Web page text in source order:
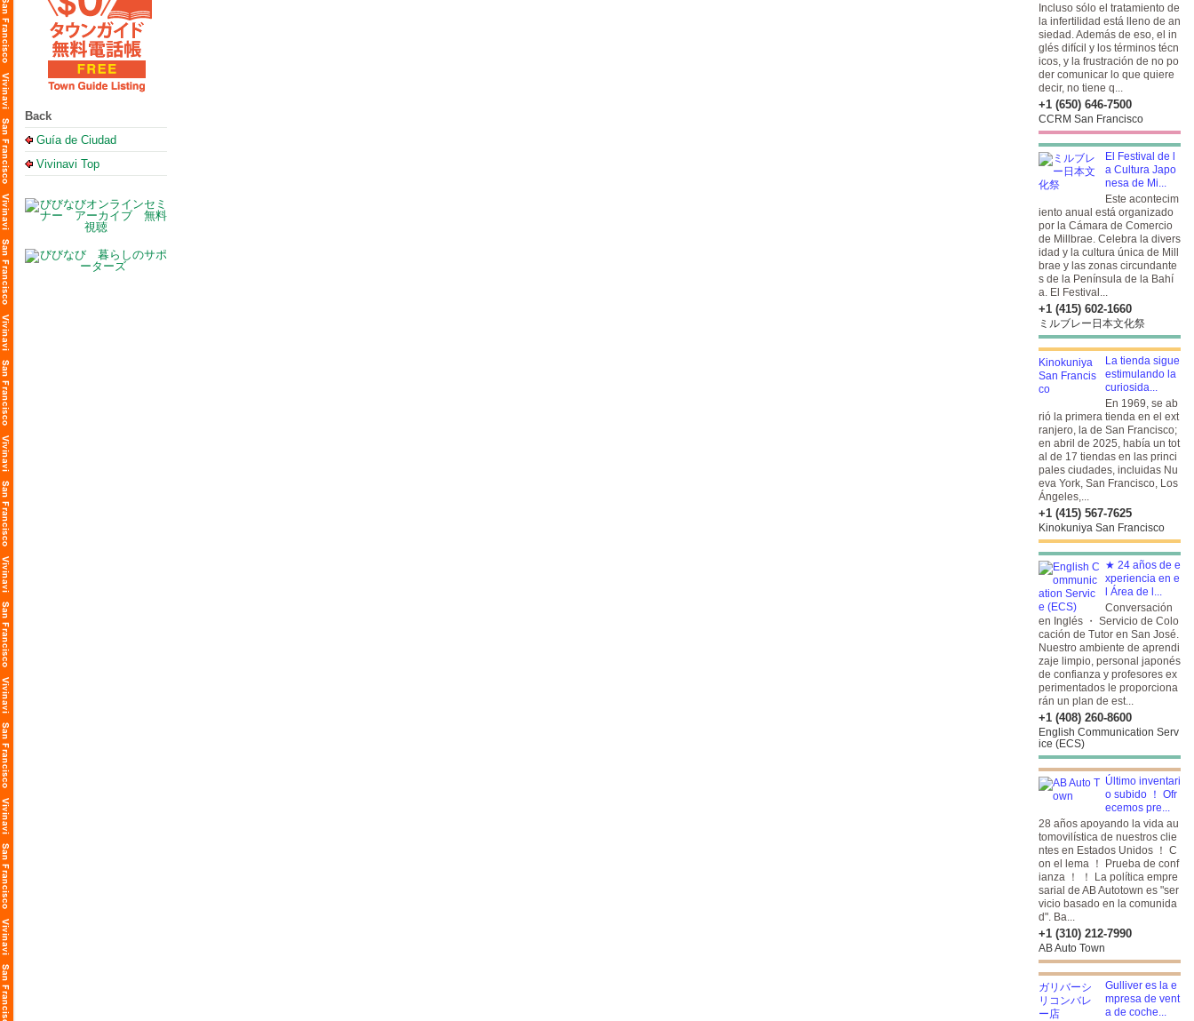
Back
Guía de Ciudad
Vivinavi Top
Incluso sólo el tratamiento de
la infertilidad está lleno de an
siedad. Además de eso, el in
glés difícil y los términos técn
icos, y la frustración de no po
der comunicar lo que quiere
decir, no tiene q...
+1 (650) 646-7500
CCRM San Francisco
El Festival de l
a Cultura Japo
nesa de Mi...
Este acontecim
iento anual está organizado
por la Cámara de Comercio
de Millbrae. Celebra la divers
idad y la cultura única de Mill
brae y las zonas circundante
s de la Península de la Bahí
a. El Festival...
+1 (415) 602-1660
ミルブレー日本文化祭
La tienda sigue
estimulando la
curiosida...
En 1969, se ab
rió la primera tienda en el ext
ranjero, la de San Francisco;
en abril de 2025, había un tot
al de 17 tiendas en las princi
pales ciudades, incluidas Nu
eva York, San Francisco, Los
Ángeles,...
+1 (415) 567-7625
Kinokuniya San Francisco
★ 24 años de e
xperiencia en e
l Área de l...
Conversación
en Inglés ・ Servicio de Colo
cación de Tutor en San José.
Nuestro ambiente de aprendi
zaje limpio, personal japonés
de confianza y profesores ex
perimentados le proporciona
rán un plan de est...
+1 (408) 260-8600
English Communication Serv
ice (ECS)
Último inventari
o subido ！ Ofr
ecemos pre...
28 años apoyando la vida au
tomovilística de nuestros clie
ntes en Estados Unidos ！ C
on el lema ！ Prueba de conf
ianza ！ ！ La política empre
sarial de AB Autotown es "ser
vicio basado en la comunida
d". Ba...
+1 (310) 212-7990
AB Auto Town
Gulliver es la e
mpresa de vent
a de coche...